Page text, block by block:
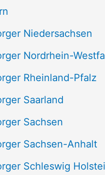
Niedersachsen
Nordrhein-
Rheinland-Pfalz
Saarland
Sachsen
Sachsen-Anhalt
Schleswig